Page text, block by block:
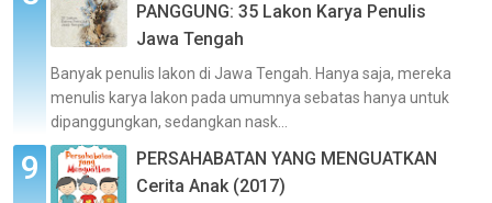
PANGGUNG: 35 Lakon Karya Penulis
Jawa Tengah
Banyak penulis lakon di Jawa Tengah. Hanya saja, mereka
menulis karya lakon pada umumnya sebatas hanya untuk
dipanggungkan, sedangkan nask...
PERSAHABATAN YANG MENGUATKAN
Cerita Anak (2017)